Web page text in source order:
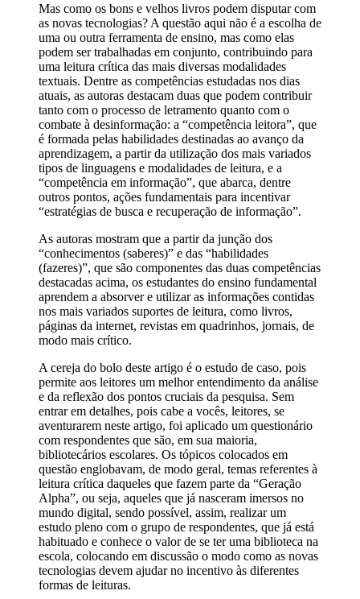
Mas como os bons e velhos livros podem disputar com
as novas tecnologias? A questão aqui não é a escolha de
uma ou outra ferramenta de ensino, mas como elas
podem ser trabalhadas em conjunto, contribuindo para
uma leitura crítica das mais diversas modalidades
textuais. Dentre as competências estudadas nos dias
atuais, as autoras destacam duas que podem contribuir
tanto com o processo de letramento quanto com o
combate à desinformação: a “competência leitora”, que
é formada pelas habilidades destinadas ao avanço da
aprendizagem, a partir da utilização dos mais variados
tipos de linguagens e modalidades de leitura, e a
“competência em informação”, que abarca, dentre
outros pontos, ações fundamentais para incentivar
“estratégias de busca e recuperação de informação”.
As autoras mostram que a partir da junção dos
“conhecimentos (saberes)” e das “habilidades
(fazeres)”, que são componentes das duas competências
destacadas acima, os estudantes do ensino fundamental
aprendem a absorver e utilizar as informações contidas
nos mais variados suportes de leitura, como livros,
páginas da internet, revistas em quadrinhos, jornais, de
modo mais crítico.
A cereja do bolo deste artigo é o estudo de caso, pois
permite aos leitores um melhor entendimento da análise
e da reflexão dos pontos cruciais da pesquisa. Sem
entrar em detalhes, pois cabe a vocês, leitores, se
aventurarem neste artigo, foi aplicado um questionário
com respondentes que são, em sua maioria,
bibliotecários escolares. Os tópicos colocados em
questão englobavam, de modo geral, temas referentes à
leitura crítica daqueles que fazem parte da “Geração
Alpha”, ou seja, aqueles que já nasceram imersos no
mundo digital, sendo possível, assim, realizar um
estudo pleno com o grupo de respondentes, que já está
habituado e conhece o valor de se ter uma biblioteca na
escola, colocando em discussão o modo como as novas
tecnologias devem ajudar no incentivo às diferentes
formas de leituras.